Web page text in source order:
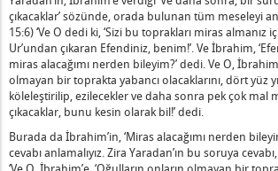
ve Düşmanların Dağılsın" Ne Anlama
Yukarıdan Kirletilir" Ne Demektir?
Etmez" Nedir?
Olalım" Ne Anlama Gelir?
Ağır Çalışma" Nedir?
Kişi" Nedir?
vs, İsrail Bilmez" Ne Demektir?
çıkacaklar’ sözünde, orada bulunan tüm meseleyi
15:6) ‘Ve O dedi ki, ‘Sizi bu toprakları miras almanız
Ur’undan çıkaran Efendiniz, benim!’. Ve İbrahim,
miras alacağımı nerden bileyim?’ dedi. Ve O,
olmayan bir toprakta yabancı olacaklarını, dört yüz
köleleştirilip, ezilecekler ve daha sonra pek çok mal
çıkacaklar, bunu kesin olarak bil!’ dedi.
Burada da İbrahim’in, ‘Miras alacağımı nerden
cevabı anlamalıyız. Zira Yaradan’ın bu soruya